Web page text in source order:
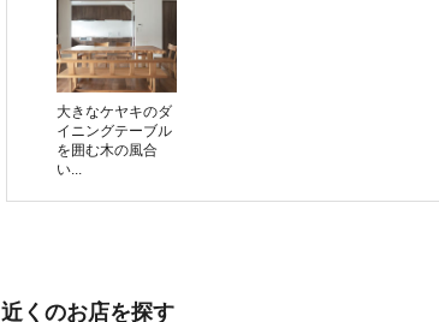
大きなケヤキのダ
イニングテーブル
を囲む木の風合
い...
近くのお店を探す